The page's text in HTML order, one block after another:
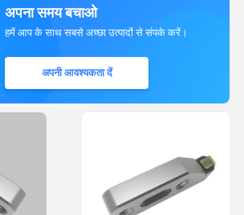
अपना समय बचाओ
हमें आप के साथ सबसे अच्छा उत्पादों से संपर्क करें।
अपनी आवश्यकता दें